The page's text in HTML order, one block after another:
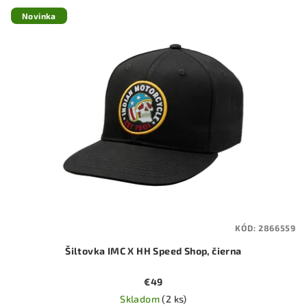
Novinka
Šiltovka IMC X HH Speed Shop, čierna
€49
Skladom(2 ks)
KÓD:2866559